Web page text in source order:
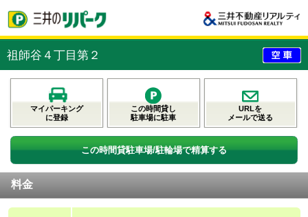
祖師谷４丁目第２
マイパーキング
に登録
この時間貸し
駐車場に駐車
URLを
メールで送る
この時間貸駐車場/駐輪場で精算する
料金